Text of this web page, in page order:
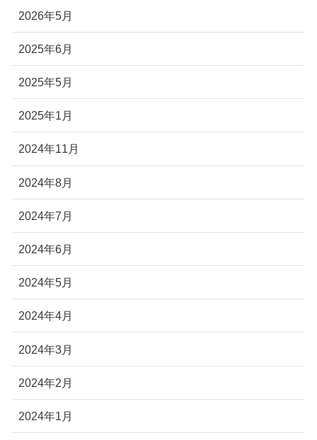
2026年5月
2025年6月
2025年5月
2025年1月
2024年11月
2024年8月
2024年7月
2024年6月
2024年5月
2024年4月
2024年3月
2024年2月
2024年1月